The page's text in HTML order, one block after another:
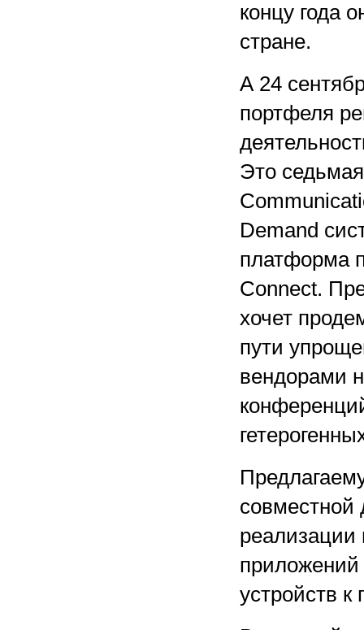
концу года
стране.
А 24
портфеля
Это
Demand
платформа
Connect.
хочет
пути
вендорами
совместной
реализации
приложений
устройств